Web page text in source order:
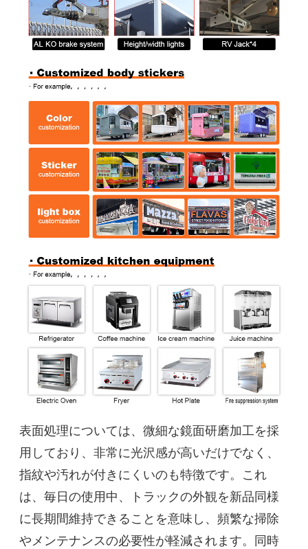
表面処理については、微細な鏡面研磨加工を採
用しており、非常に光沢感が高いだけでなく、
指紋や汚れが付きにくいのも特徴です。これ
は、毎日の使用中、トラックの外観を新品同様
に長期間維持できることを意味し、頻繁な掃除
やメンテナンスの必要性が軽減されます。同時